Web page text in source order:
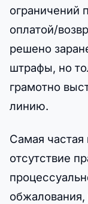
ограничений
оплатой/
решено
штрафы, но
грамотно
линию.
Самая
отсутствие
обжалования,